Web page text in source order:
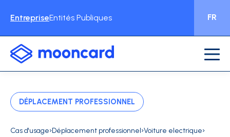
EntrepriseEntités Publiques FR
DÉPLACEMENT PROFESSIONNEL
Cas d'usage›Déplacement professionnel›Voiture electrique›